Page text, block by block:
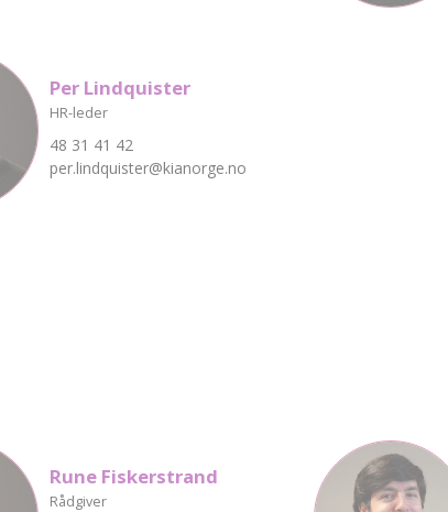
Per Lindquister
HR-leder
48 31 41 42
per.lindquister@kianorge.no
Rune Fiskerstrand
Rådgiver